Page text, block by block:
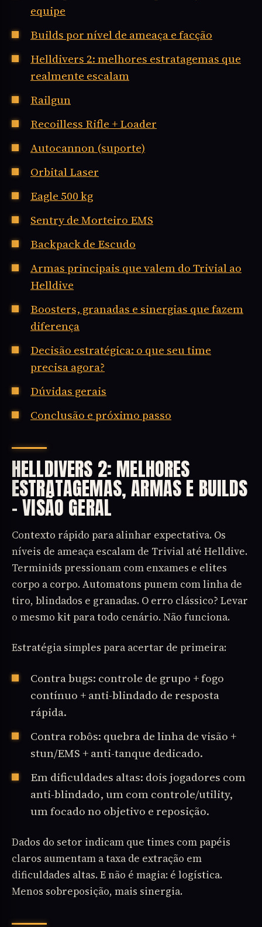
equipe
Builds por nível de ameaça e facção
Helldivers 2: melhores estratagemas que
realmente escalam
Railgun
Recoilless Rifle + Loader
Autocannon (suporte)
Orbital Laser
Eagle 500 kg
Sentry de Morteiro EMS
Backpack de Escudo
Armas principais que valem do Trivial ao
Helldive
Boosters, granadas e sinergias que fazem
diferença
Decisão estratégica: o que seu time
precisa agora?
Dúvidas gerais
Conclusão e próximo passo
HELLDIVERS 2: MELHORES
ESTRATAGEMAS, ARMAS E BUILDS
– VISÃO GERAL
Contexto rápido para alinhar expectativa. Os
níveis de ameaça escalam de Trivial até Helldive.
Terminids pressionam com enxames e elites
corpo a corpo. Automatons punem com linha de
tiro, blindados e granadas. O erro clássico? Levar
o mesmo kit para todo cenário. Não funciona.
Estratégia simples para acertar de primeira:
Contra bugs: controle de grupo + fogo
contínuo + anti-blindado de resposta
rápida.
Contra robôs: quebra de linha de visão +
stun/EMS + anti-tanque dedicado.
Em dificuldades altas: dois jogadores com
anti-blindado, um com controle/utility,
um focado no objetivo e reposição.
Dados do setor indicam que times com papéis
claros aumentam a taxa de extração em
dificuldades altas. E não é magia: é logística.
Menos sobreposição, mais sinergia.